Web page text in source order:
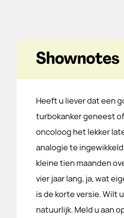
Shownotes
Heeft u liever dat een
turbokanker geneest
oncoloog het lekker
analogie te
kleine tien maanden
vier jaar lang, ja, wat
is de korte versie. Wilt
natuurlijk. Meld u aan